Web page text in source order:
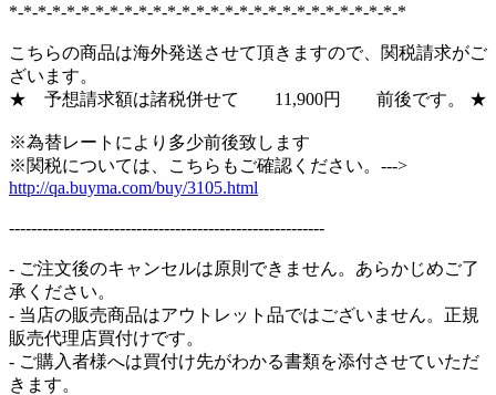
*-*-*-*-*-*-*-*-*-*-*-*-*-*-*-*-*-*-*-*-*-*-*-*-*-*-*-*
こちらの商品は海外発送させて頂きますので、関税請求がご
ざいます。
★ 予想請求額は諸税併せて 11,900円 前後です。 ★
※為替レートにより多少前後致します
※関税については、こちらもご確認ください。--->
http://qa.buyma.com/buy/3105.html
---------------------------------------------------------
- ご注文後のキャンセルは原則できません。あらかじめご了
承ください。
- 当店の販売商品はアウトレット品ではございません。正規
販売代理店買付けです。
- ご購入者様へは買付け先がわかる書類を添付させていただ
きます。